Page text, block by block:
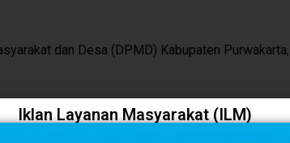
dan Desa (DPMD) Kabupaten Purwakarta,
nomor 79 tahun 2021 tentang Pilkades,
Kabupaten dan APBDes.
Iklan Layanan Masyarakat (ILM)